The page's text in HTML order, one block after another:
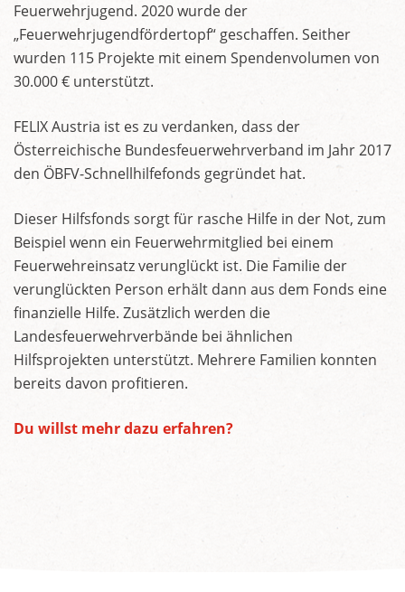
Feuerwehrjugend. 2020 wurde der
„Feuerwehrjugendfördertopf“ geschaffen. Seither
wurden 115 Projekte mit einem Spendenvolumen von
30.000 € unterstützt.
FELIX Austria ist es zu verdanken, dass der
Österreichische Bundesfeuerwehrverband im Jahr 2017
den ÖBFV-Schnellhilfefonds gegründet hat.
Dieser Hilfsfonds sorgt für rasche Hilfe in der Not, zum
Beispiel wenn ein Feuerwehrmitglied bei einem
Feuerwehreinsatz verunglückt ist. Die Familie der
verunglückten Person erhält dann aus dem Fonds eine
finanzielle Hilfe. Zusätzlich werden die
Landesfeuerwehrverbände bei ähnlichen
Hilfsprojekten unterstützt. Mehrere Familien konnten
bereits davon profitieren.
Du willst mehr dazu erfahren?